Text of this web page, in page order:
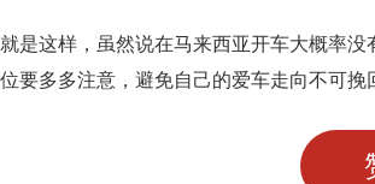
是这样，虽然说在马来西亚开车大概率
要多多注意，避免自己的爱车走向不可挽